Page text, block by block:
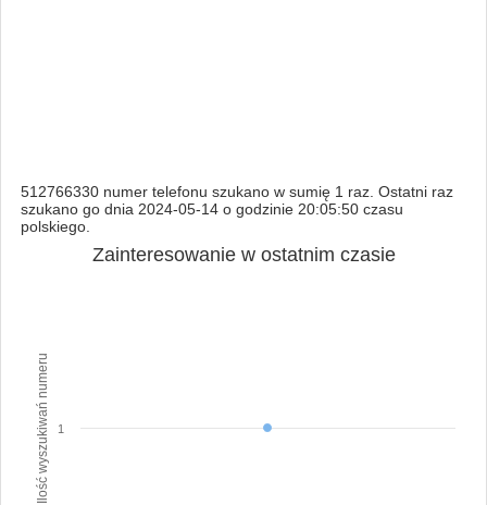
512766330 numer telefonu szukano w sumię 1 raz. Ostatni raz
szukano go dnia 2024-05-14 o godzinie 20:05:50 czasu
polskiego.
Ilość wyszukiwań numeru
Zainteresowanie w ostatnim czasie
1